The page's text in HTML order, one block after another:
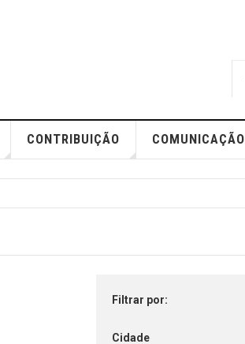
CONTRIBUIÇÃO COMUNICAÇÃO
Filtrar por:
Cidade